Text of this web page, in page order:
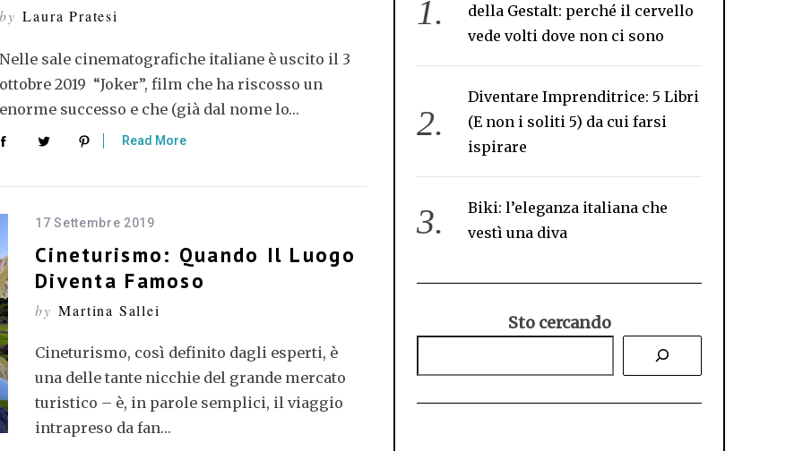
by Laura Pratesi
Nelle sale cinematografiche italiane è uscito il 3
ottobre 2019 “Joker”, film che ha riscosso un
enorme successo e che (già dal nome lo…
Read More
17 Settembre 2019
Cineturismo: Quando Il Luogo
Diventa Famoso
by Martina Sallei
Cineturismo, così definito dagli esperti, è
una delle tante nicchie del grande mercato
turistico – è, in parole semplici, il viaggio
intrapreso da fan…
della Gestalt: perché il cervello
vede volti dove non ci sono
Diventare Imprenditrice: 5 Libri
(E non i soliti 5) da cui farsi
ispirare
Biki: l’eleganza italiana che
vestì una diva
Sto cercando